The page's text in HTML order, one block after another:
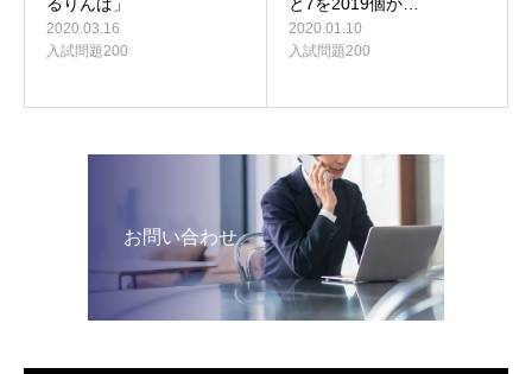
2020.03.16
入試問題200
2020.01.10
入試問題200
お問い合わせ